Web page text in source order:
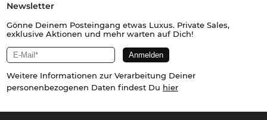
Newsletter
Gönne Deinem Posteingang etwas Luxus. Private Sales,
exklusive Aktionen und mehr warten auf Dich!
Weitere Informationen zur Verarbeitung Deiner
personenbezogenen Daten findest Du hier